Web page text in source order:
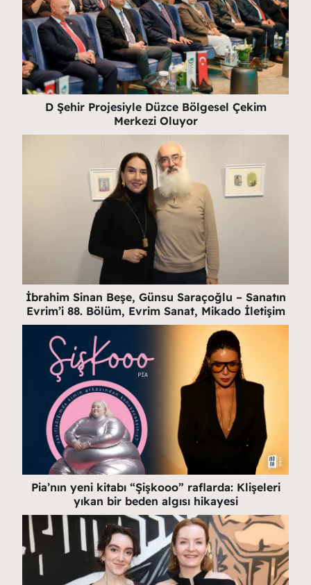
D Şehir Projesiyle Düzce Bölgesel Çekim
Merkezi Oluyor
İbrahim Sinan Beşe, Günsu Saraçoğlu – Sanatın
Evrim’i 88. Bölüm, Evrim Sanat, Mikado İletişim
Pia’nın yeni kitabı “Şişkooo” raflarda: Klişeleri
yıkan bir beden algısı hikayesi